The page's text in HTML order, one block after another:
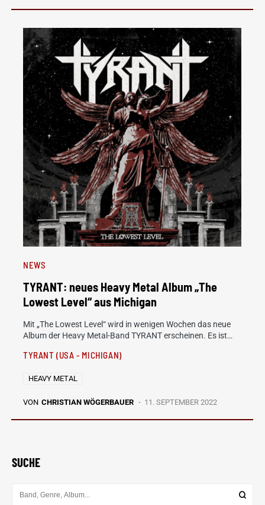
NEWS
TYRANT: neues Heavy Metal Album „The
Lowest Level“ aus Michigan
Mit „The Lowest Level“ wird in wenigen Wochen das neue
Album der Heavy Metal-Band TYRANT erscheinen. Es ist…
TYRANT (USA - MICHIGAN)
HEAVY METAL
VON CHRISTIAN WÖGERBAUER 11. SEPTEMBER 2022
SUCHE